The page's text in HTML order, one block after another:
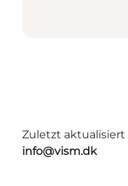
Zuletzt aktualisiert
info@vism.dk